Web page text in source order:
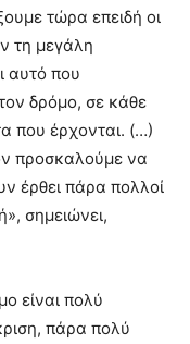
τώρα επειδή οι
τη μεγάλη
αυτό που
δρόμο, σε κάθε
που έρχονται. (…)
προσκαλούμε να
έρθει πάρα πολλοί
σημειώνει,
είναι πολύ
πάρα πολύ